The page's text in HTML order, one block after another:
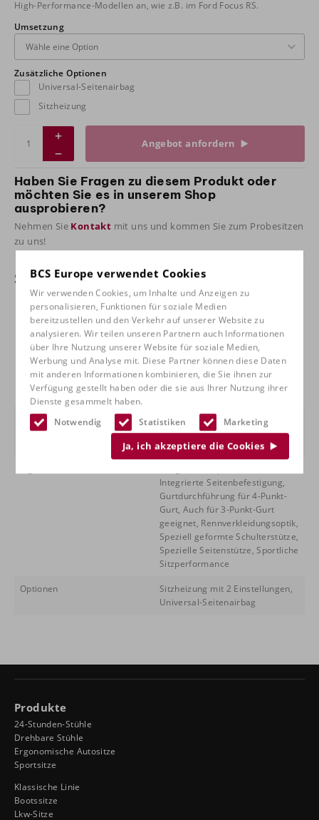
BCS Europe verwendet Cookies
Wir verwenden Cookies, um Inhalte und Anzeigen zu
personalisieren, Funktionen für soziale Medien
bereitzustellen und den Verkehr auf unserer Website zu
analysieren. Wir teilen unseren Partnern auch Informationen
über Ihre Nutzung unserer Website für soziale Medien,
Werbung und Analyse mit. Diese Partner können diese Daten
mit anderen Informationen kombinieren, die Sie ihnen zur
Verfügung gestellt haben oder die sie aus Ihrer Nutzung ihrer
Dienste gesammelt haben.
Notwendig
Statistiken Marketing
Ja, ich akzeptiere die Cookies
High-Performance-Modellen an, wie z.B. im Ford Focus RS.
Umsetzung
Zusätzliche Optionen
Universal-Seitenairbag
Sitzheizung
Angebot anfordern
Haben Sie Fragen zu diesem Produkt oder
möchten Sie es in unserem Shop
ausprobieren?
Nehmen Sie Kontakt mit uns und kommen Sie zum Probesitzen
zu uns!
Spezifikationen
Umsetzung
Dinamica rot/Kunstleder
schwarz, Dinamica
silber/Kunstleder schwarz,
Dinamica/Kunstleder schwarz,
Kunstleder schwarz, Leder
schwarz, Nürburgring Edition,
Fabric Artista/Nardo schwarz
Eigenschaften
Umklappbare Rückenlehne,
Rückenlehnenverstellung
Integrierte Seitenbefestigung,
Gurtdurchführung für 4-Punkt-
Gurt, Auch für 3-Punkt-Gurt
geeignet, Rennverkleidungsoptik,
Speziell geformte Schulterstütze,
Spezielle Seitenstütze, Sportliche
Sitzperformance
Optionen
Sitzheizung mit 2 Einstellungen,
Universal-Seitenairbag
Produkte
24-Stunden-Stühle
Drehbare Stühle
Ergonomische Autositze
Sportsitze
Klassische Linie
Bootssitze
Lkw-Sitze